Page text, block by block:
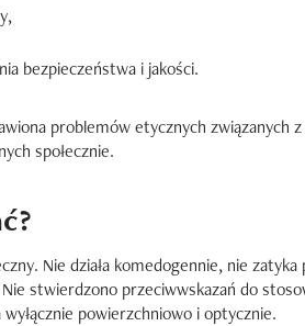
bezpieczeństwa i jakości.
problemów etycznych związanych
społecznie.
Nie działa komedogennie, nie
stwierdzono przeciwwskazań do
powierzchniowo i optycznie.